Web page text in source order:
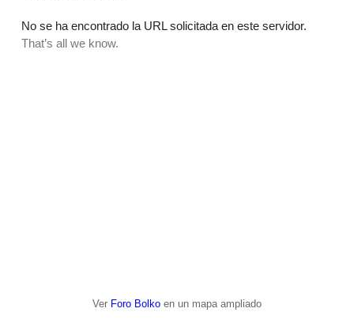
Ver Foro Bolko en un mapa ampliado